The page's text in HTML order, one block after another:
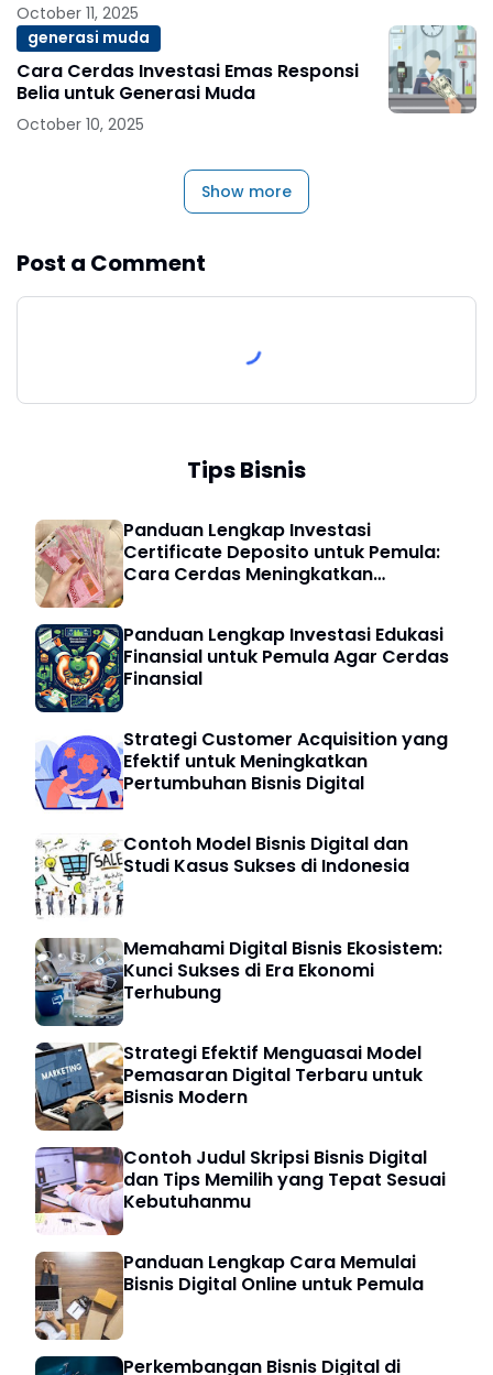
October 11, 2025
generasi muda
Cara Cerdas Investasi Emas Responsi
Belia untuk Generasi Muda
October 10, 2025
Show more
Post a Comment
Tips Bisnis
Panduan Lengkap Investasi
Certificate Deposito untuk Pemula:
Cara Cerdas Meningkatkan
Panduan Lengkap Investasi Edukasi
Finansial untuk Pemula Agar Cerdas
Finansial
Strategi Customer Acquisition yang
Efektif untuk Meningkatkan
Pertumbuhan Bisnis Digital
Contoh Model Bisnis Digital dan
Studi Kasus Sukses di Indonesia
Memahami Digital Bisnis Ekosistem:
Kunci Sukses di Era Ekonomi
Terhubung
Strategi Efektif Menguasai Model
Pemasaran Digital Terbaru untuk
Bisnis Modern
Contoh Judul Skripsi Bisnis Digital
dan Tips Memilih yang Tepat Sesuai
Kebutuhanmu
Panduan Lengkap Cara Memulai
Bisnis Digital Online untuk Pemula
Perkembangan Bisnis Digital di